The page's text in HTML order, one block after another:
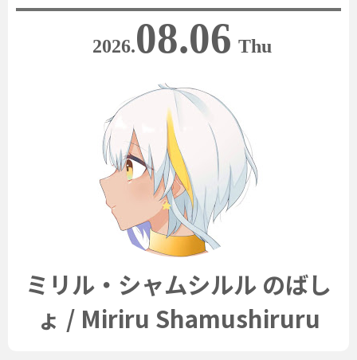
2026.08.06 Thu
ミリル・シャムシルル のばし
ょ / Miriru Shamushiruru